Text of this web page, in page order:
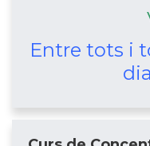
Entre tots i